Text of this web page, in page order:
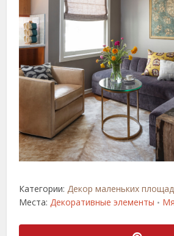
Категории: Декор маленьких
Места: Декоративные элементы •